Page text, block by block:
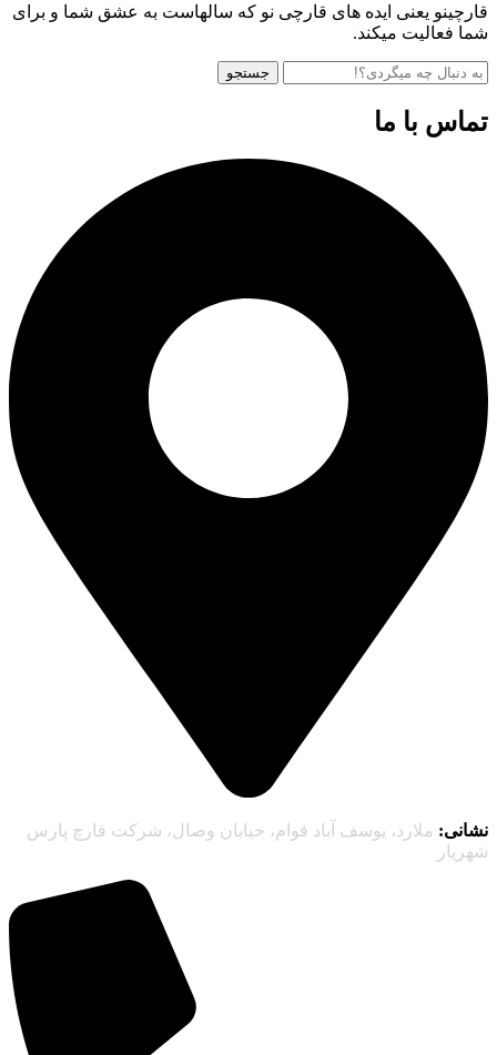
قارچینو یعنی ایده های قارچی نو که سالهاست به عشق شما و برای
شما فعالیت میکند.
جستجو
تماس با ما
نشانی: ملارد، یوسف آباد قوام، خیابان وصال، شرکت قارچ پارس
شهریار